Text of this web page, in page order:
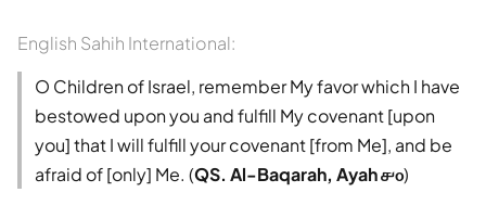
English Sahih International:
O Children of Israel, remember My favor which I have
bestowed upon you and fulfill My covenant [upon
you] that I will fulfill your covenant [from Me], and be
afraid of [only] Me. (QS. Al-Baqarah, Ayah ௪௦)